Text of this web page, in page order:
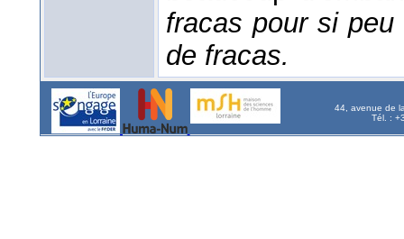
fracas pour si
de fracas.
44, avenue de
Tél. :